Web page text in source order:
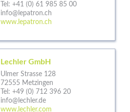
Tel: +41 (0) 61 985 85 00
info@lepatron.ch
www.lepatron.ch
Lechler GmbH
Ulmer Strasse 128
72555 Metzingen
Tel: +49 (0) 712 396 20
info@lechler.de
www.lechler.com